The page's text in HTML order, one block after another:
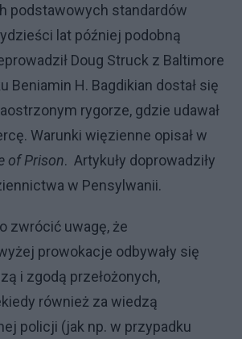
podstawowych standardów
lat później podobną
Doug Struck z Baltimore
Beniamin H. Bagdikian dostał się
rygorze, gdzie udawał
Warunki więzienne opisał w
of Prison. Artykuły doprowadziły
w Pensylwanii.
zwrócić uwagę, że
prowokacje odbywały się
i zgodą przełożonych,
również za wiedzą
policji (jak np. w przypadku